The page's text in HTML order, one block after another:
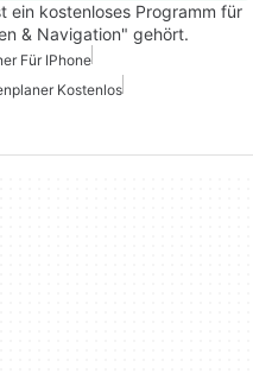
ein kostenloses Programm für
& Navigation" gehört.
Für IPhone
Kostenlos